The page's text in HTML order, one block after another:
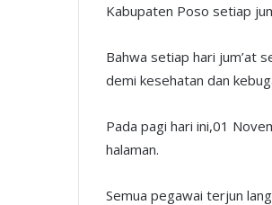
Kabupaten Poso setiap
Bahwa setiap hari jum’at
demi kesehatan dan
Pada pagi hari ini,01
halaman.
Semua pegawai terjun